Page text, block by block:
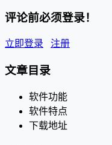
评论前必须登录！
立即登录 注册
文章目录
软件功能
软件特点
下载地址